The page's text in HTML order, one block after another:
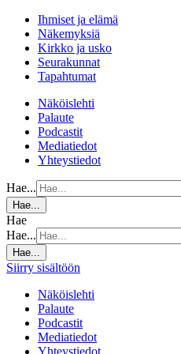
Ihmiset ja elämä
Näkemyksiä
Kirkko ja usko
Seurakunnat
Tapahtumat
Näköislehti
Palaute
Podcastit
Mediatiedot
Yhteystiedot
Hae...
Hae...
Hae
Hae...
Hae...
Siirry sisältöön
Näköislehti
Palaute
Podcastit
Mediatiedot
Yhteystiedot